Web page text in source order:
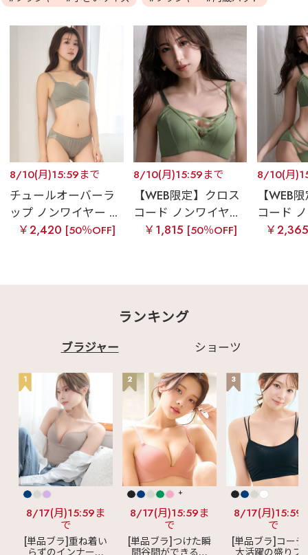
8/10(月)15:59まで
チュールオーバーラ
ップ ノンワイヤー ...
￥2,420 [50％OFF]
8/10(月)15:59まで
【WEB限定】クロス
コード ノンワイヤ...
￥1,815 [50％OFF]
8/10(月
【WEB
コード
￥
ランキング
ブラジャー ショーツ
1
8/17(月)15:59ま
で
[単品ブラ]重ね着い
2
+
8/17(月)15:59ま
で
[単品ブラ]つけた瞬
3
8/17(月)15:59
で
[単品ブラ]コーデ